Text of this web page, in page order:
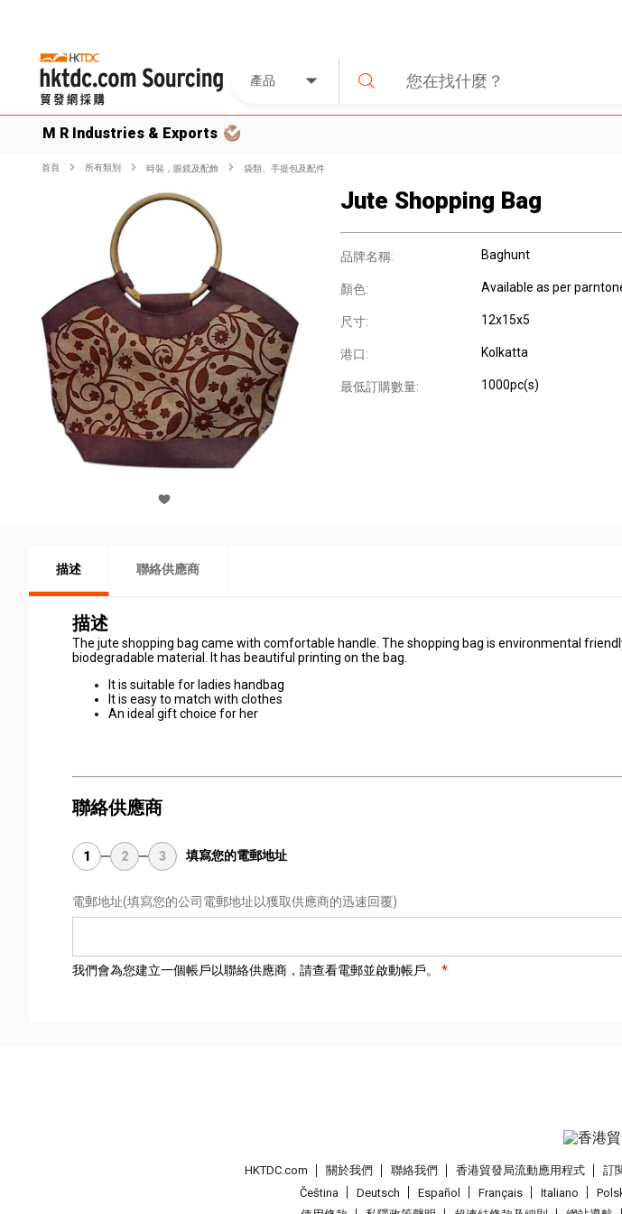
產品
M R Industries & Exports
首頁 所有類別 時裝，眼鏡及配飾 袋類、手提包及配件
Jute Shopping Bag
品牌名稱: Baghunt
顏色: Available as per
尺寸: 12x15x5
港口: Kolkatta
最低訂購數量: 1000pc(s)
描述 聯絡供應商
描述
The jute shopping bag came with comfortable handle. The shopping bag is environmental
biodegradable material. It has beautiful printing on the bag.
It is suitable for ladies handbag
It is easy to match with clothes
An ideal gift choice for her
聯絡供應商
1 2 3 填寫您的電郵地址
電郵地址(填寫您的公司電郵地址以獲取供應商的迅速回覆)
我們會為您建立一個帳戶以聯絡供應商，請查看電郵並啟動帳戶。
HKTDC.com 關於我們 聯絡我們 香港貿發局流動應用程式 訂
Čeština
Deutsch Español Français Italiano